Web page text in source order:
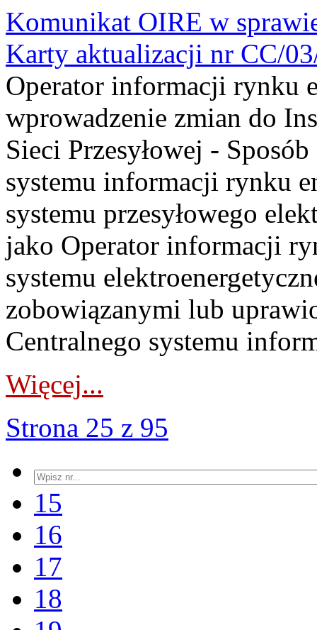
Komunikat OIRE w
Karty aktualizacji nr CC/
Operator informacji rynku
wprowadzenie zmian do
Sieci Przesyłowej -
systemu informacji rynku
systemu przesyłowego
jako Operator informacji
systemu
zobowiązanymi lub
Centralnego systemu
Więcej...
Strona 25 z 95
15
16
17
18